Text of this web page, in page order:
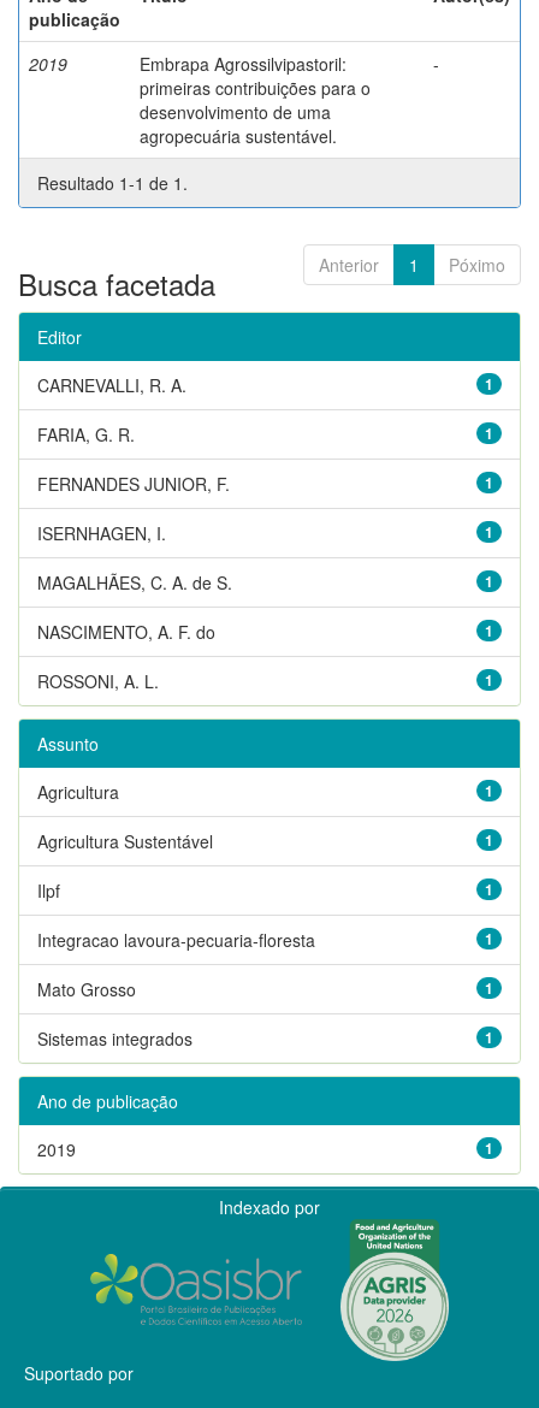
publicação
2019
Embrapa Agrossilvipastoril:
primeiras contribuições para o
desenvolvimento de uma
agropecuária sustentável.
-
Resultado 1-1 de 1.
Anterior 1 Póximo
Busca facetada
Editor
1
CARNEVALLI, R. A.
1
FARIA, G. R.
1
FERNANDES JUNIOR, F.
1
ISERNHAGEN, I.
1
MAGALHÃES, C. A. de S.
1
NASCIMENTO, A. F. do
1
ROSSONI, A. L.
Assunto
1
Agricultura
1
Agricultura Sustentável
1
Ilpf
1
Integracao lavoura-pecuaria-floresta
1
Mato Grosso
1
Sistemas integrados
Ano de publicação
1
2019
Indexado por
Suportado por